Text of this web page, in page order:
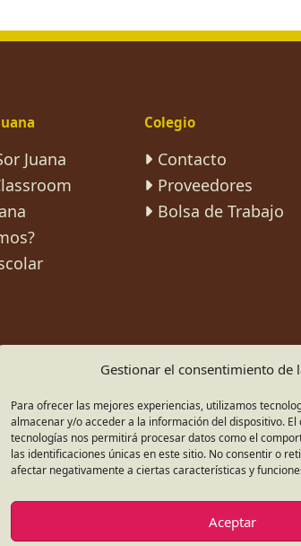
Gestionar el consentimiento de
Para ofrecer las mejores experiencias, utilizamos
almacenar y/o acceder a la información del dispositivo.
tecnologías nos permitirá procesar datos como el
las identificaciones únicas en este sitio. No consentir o
afectar negativamente a ciertas características y
Aceptar
Juana
Colegio
Contacto
Proveedores
Bolsa de Trabajo
DERECHOS RESERVADOS. 2026.